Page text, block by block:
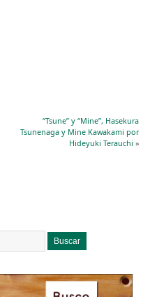
“Tsune” y “Mine”, Hasekura
Tsunenaga y Mine Kawakami por
Hideyuki Terauchi »